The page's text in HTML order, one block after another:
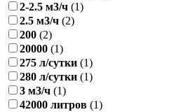
2-2.5 м3​/ч (1)
2.5 м3​/ч (2)
200 (2)
20000 (1)
275 л/сутки (1)
280 л/сутки (1)
3 м3​/ч (1)
42000 литров (1)